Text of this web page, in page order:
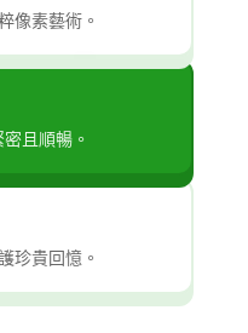
珍貴回憶。
且順暢。
像素藝術。